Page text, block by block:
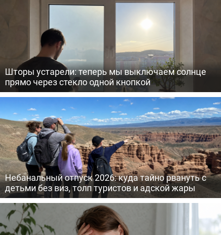
Шторы устарели: теперь мы выключаем солнце
прямо через стекло одной кнопкой
Небанальный отпуск 2026: куда тайно рвануть с
детьми без виз, толп туристов и адской жары